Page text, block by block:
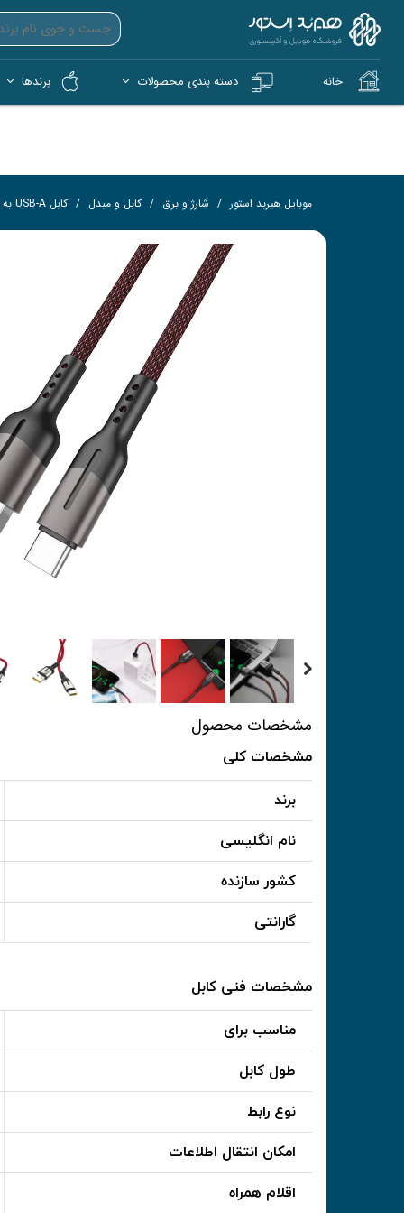
خانه دسته بندی محصولات برندها
موبایل هیربد استور شارژ و برق کابل و مبدل کابل USB-A به USB-C
مشخصات محصول
مشخصات کلی
برند
نام انگلیسی
کشور سازنده
گارانتی
مشخصات فنی کابل
مناسب برای
طول کابل
نوع رابط
امکان انتقال اطلاعات
اقلام همراه